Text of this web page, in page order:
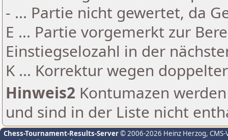
- ... Partie nicht gewertet, da
E ... Partie vorgemerkt zur
Einstiegselozahl in der
K ... Korrektur wegen
Hinweis2 Kontumazen
und sind in der Liste nicht
Chess-Tournament-Results-Server© 2006-2026 Heinz Herzog,